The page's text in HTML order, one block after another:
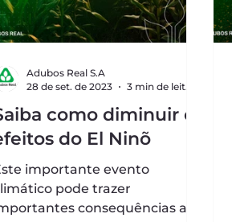
como diminuir os
do El Ninõ
importante evento
pode trazer
consequências ao
Adubos Real S.A
28 de set. de 2023
3 min de leitura